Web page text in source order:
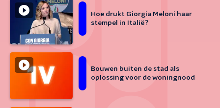
Hoe drukt Giorgia Meloni haar
stempel in Italië?
Bouwen buiten de stad als
oplossing voor de woningnood